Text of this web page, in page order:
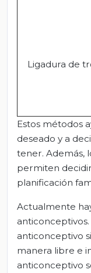
Ligadura de
Estos métodos
deseado y a
tener. Además,
permiten
planificación
Actualmente
anticonceptivo
manera libre e
anticonceptivo